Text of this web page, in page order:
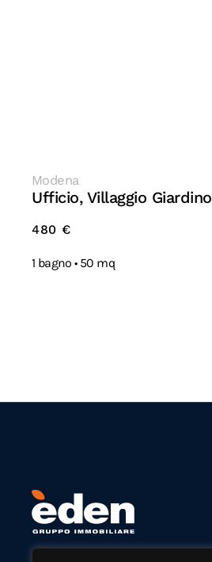
Modena
Ufficio, Villaggio Giardino
480 €
1 bagno • 50 mq